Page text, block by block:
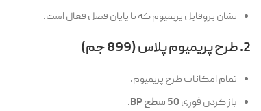
نشان پروفایل پریمیوم که تا پایان فصل فعال است.
2. طرح پریمیوم پلاس (899 جم)
تمام امکانات طرح پریمیوم.
باز کردن فوری50 سطح BP
.